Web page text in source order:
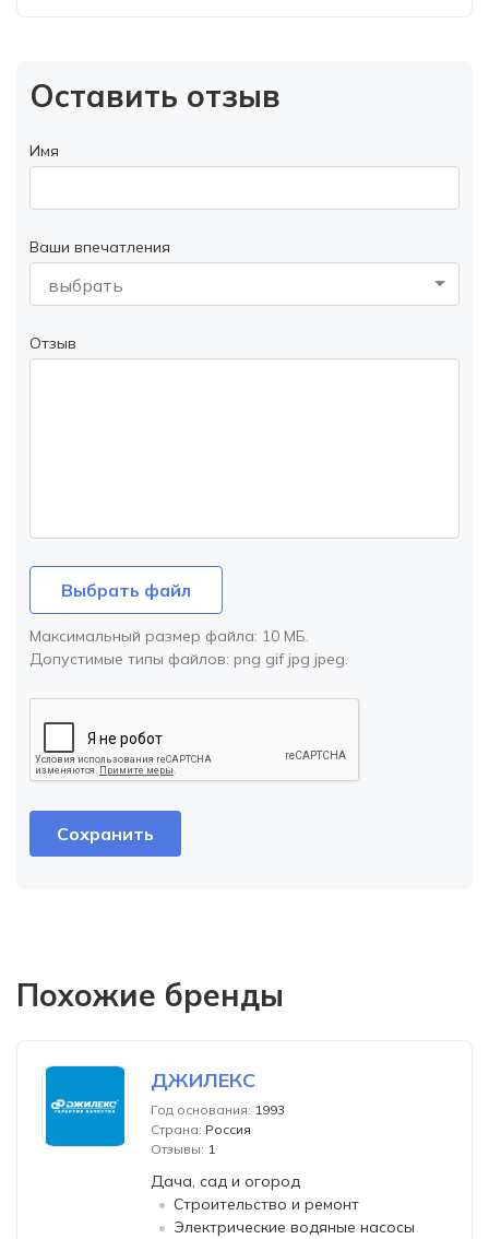
Оставить отзыв
Имя
Ваши впечатления
выбрать
Отзыв
Выбрать файл
Максимальный размер файла: 10 МБ.
Допустимые типы файлов: png gif jpg jpeg.
Похожие бренды
ДЖИЛЕКС
Год основания: 1993
Страна: Россия
Отзывы: 1
Дача, сад и огород
Строительство и ремонт
Электрические водяные насосы